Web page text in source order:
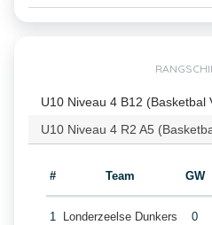
U10 Niveau 4 B12 (Basketbal
U10 Niveau 4 R2 A5
# Team GW
1
Londerzeelse Dunkers
0